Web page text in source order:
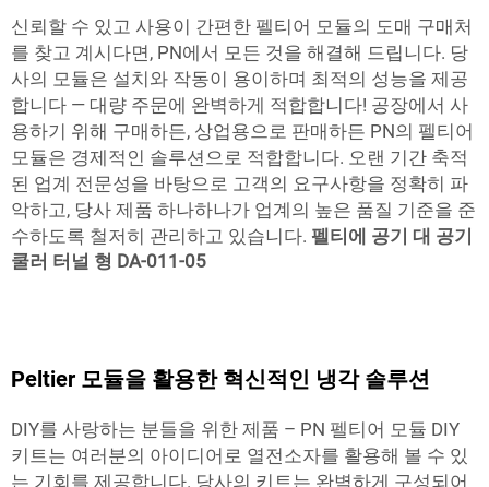
신뢰할 수 있고 사용이 간편한 펠티어 모듈의 도매 구매처
를 찾고 계시다면, PN에서 모든 것을 해결해 드립니다. 당
사의 모듈은 설치와 작동이 용이하며 최적의 성능을 제공
합니다 — 대량 주문에 완벽하게 적합합니다! 공장에서 사
용하기 위해 구매하든, 상업용으로 판매하든 PN의 펠티어
모듈은 경제적인 솔루션으로 적합합니다. 오랜 기간 축적
된 업계 전문성을 바탕으로 고객의 요구사항을 정확히 파
악하고, 당사 제품 하나하나가 업계의 높은 품질 기준을 준
수하도록 철저히 관리하고 있습니다. 펠티에 공기 대 공기
쿨러 터널 형 DA-011-05
Peltier 모듈을 활용한 혁신적인 냉각 솔루션
DIY를 사랑하는 분들을 위한 제품 – PN 펠티어 모듈 DIY
키트는 여러분의 아이디어로 열전소자를 활용해 볼 수 있
는 기회를 제공합니다. 당사의 키트는 완벽하게 구성되어